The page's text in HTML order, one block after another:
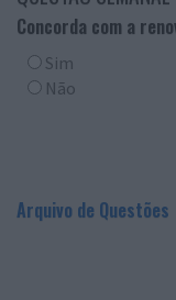
Concorda com a
Sim
Não
Arquivo de Questões